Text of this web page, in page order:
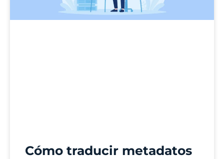
Cómo traducir metadatos